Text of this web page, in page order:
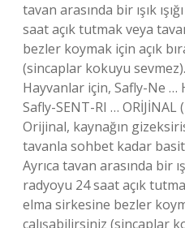
tavan arasında bir ışık
saat açık tutmak veya
bezler koymak için açık
(sincaplar kokuyu
Hayvanlar için, Safly-Ne …
Safly-SENT-RI …
Orijinal, kaynağın
tavanla sohbet kadar
Ayrıca tavan arasında bir
radyoyu 24 saat açık
elma sirkesine bezler
çalışabilirsiniz (sincaplar